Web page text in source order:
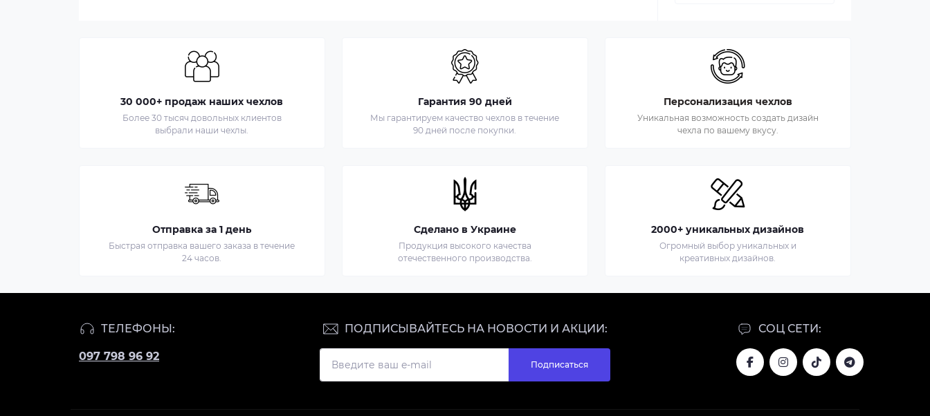
30 000+ продаж наших чехлов
Более 30 тысяч довольных клиентов
выбрали наши чехлы.
Гарантия 90 дней
Мы гарантируем качество чехлов в течение
90 дней после покупки.
Персонализация чехлов
Уникальная возможность создать дизайн
чехла по вашему вкусу.
Отправка за 1 день
Быстрая отправка вашего заказа в течение
24 часов.
Сделано в Украине
Продукция высокого качества
отечественного производства.
2000+ уникальных дизайнов
Огромный выбор уникальных и
креативных дизайнов.
ТЕЛЕФОНЫ:
097 798 96 92
СОЦ СЕТИ:
ПОДПИСЫВАЙТЕСЬ НА НОВОСТИ И АКЦИИ:
Подписаться